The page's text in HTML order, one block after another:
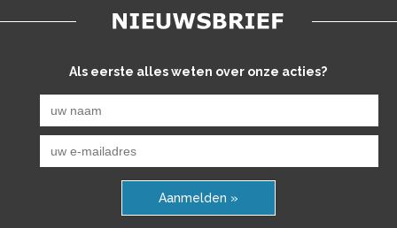
Als eerste alles weten over onze acties?
Aanmelden »